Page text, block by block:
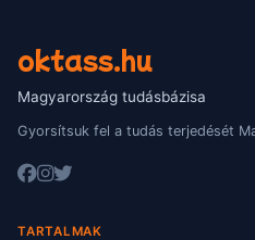
oktass.hu
Magyarország tudásbázisa
Gyorsítsuk fel a tudás terjedését
TARTALMAK